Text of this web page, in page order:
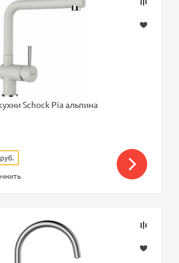
Schock Pia альпина